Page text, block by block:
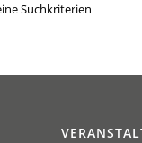
Suchkriterien